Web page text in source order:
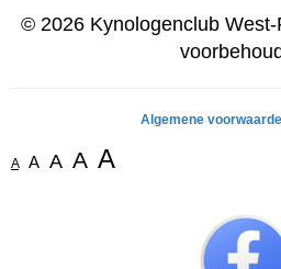
© 2026 Kynologenclub
Algemene
A A A A A